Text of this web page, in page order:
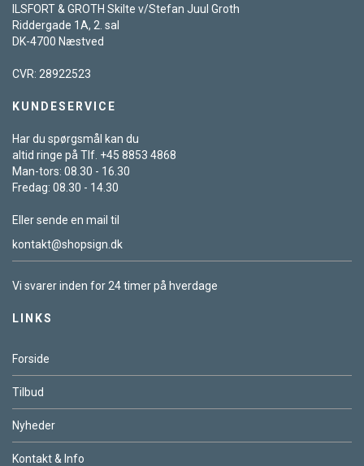
ILSFORT & GROTH Skilte v/Stefan Juul Groth
Riddergade 1A, 2. sal
DK-4700 Næstved
CVR: 28922523
KUNDESERVICE
Har du spørgsmål kan du
altid ringe på Tlf. +45 8853 4868
Man-tors: 08.30 - 16.30
Fredag: 08.30 - 14.30
Eller sende en mail til
kontakt@shopsign.dk
Vi svarer inden for 24 timer på hverdage
LINKS
Forside
Tilbud
Nyheder
Kontakt & Info